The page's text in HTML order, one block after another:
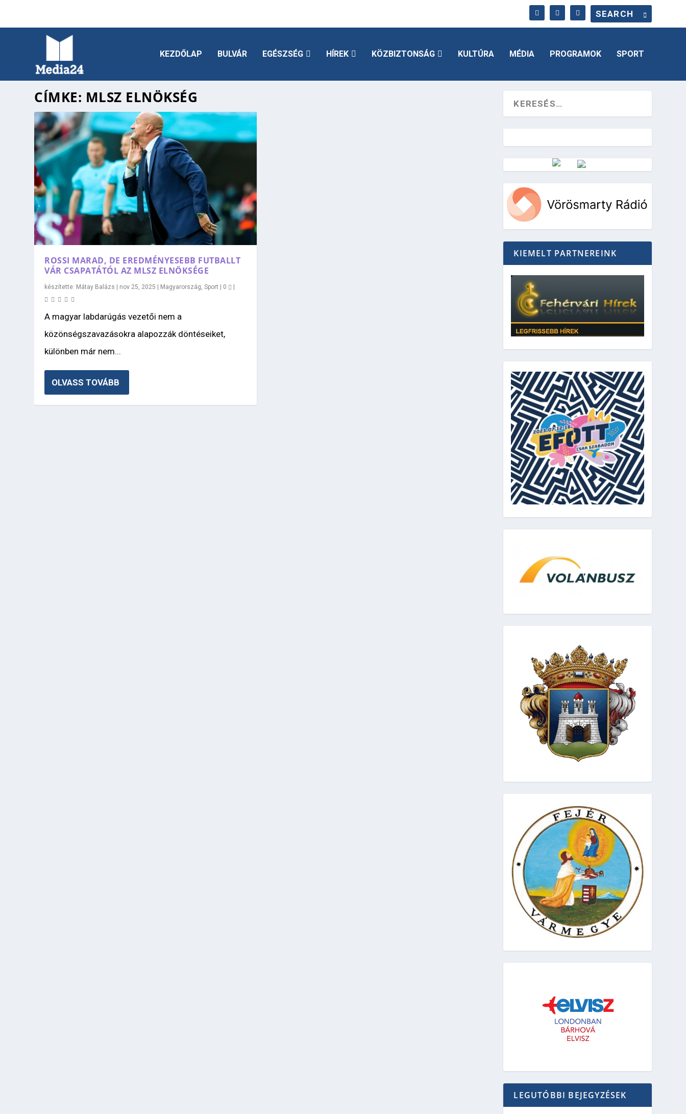
KEZDŐLAP BULVÁR EGÉSZSÉG HÍREK KÖZBIZTONSÁG KULTÚRA MÉDIA PROGRAMOK SPORT
CÍMKE: MLSZ ELNÖKSÉG
ROSSI MARAD, DE EREDMÉNYESEBB FUTBALLT
VÁR CSAPATÁTÓL AZ MLSZ ELNÖKSÉGE
készítette: Mátay Balázs | nov 25, 2025 | Magyarország,Sport | 0 |
A magyar labdarúgás vezetői nem a
közönségszavazásokra alapozzák döntéseiket,
különben már nem...
OLVASS TOVÁBB
Vörösmarty Rádió
KIEMELT PARTNEREINK
LEGUTÓBBI BEJEGYZÉSEK